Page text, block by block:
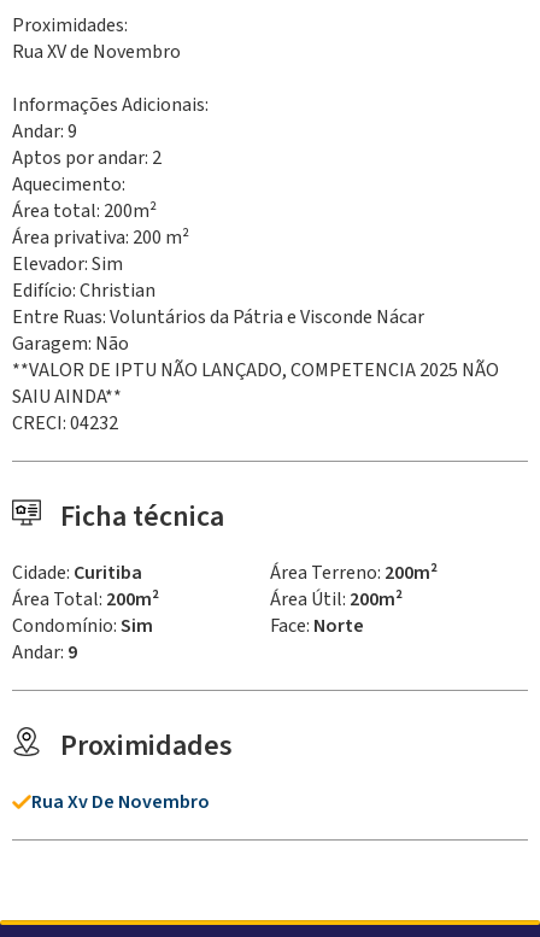
Proximidades:
Rua XV de Novembro
Informações Adicionais:
Andar: 9
Aptos por andar: 2
Aquecimento:
Área total: 200m²
Área privativa: 200 m²
Elevador: Sim
Edifício: Christian
Entre Ruas: Voluntários da Pátria e Visconde Nácar
Garagem: Não
**VALOR DE IPTU NÃO LANÇADO, COMPETENCIA 2025 NÃO
SAIU AINDA**
CRECI: 04232
Ficha técnica
Cidade: Curitiba Área Terreno: 200m²
Área Total: 200m² Área Útil: 200m²
Condomínio:Sim Face: Norte
Andar: 9
Proximidades
Rua Xv De Novembro